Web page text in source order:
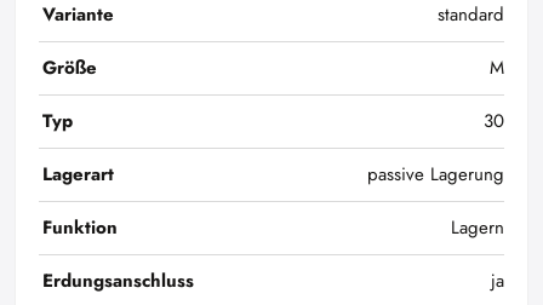
Variante
standard
Größe
M
Typ
30
Lagerart
passive Lagerung
Funktion
Lagern
Erdungsanschluss
ja